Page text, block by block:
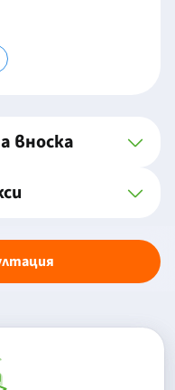
вноска